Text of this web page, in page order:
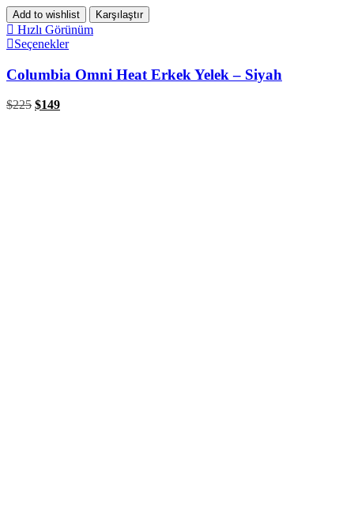
Add to wishlist Karşılaştır
Hızlı Görünüm
Seçenekler
Columbia Omni Heat Erkek Yelek – Siyah
$225 $149